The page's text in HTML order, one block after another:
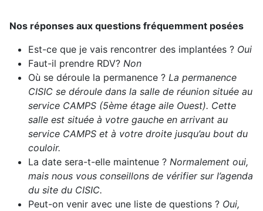
Nos réponses aux questions fréquemment posées
Est-ce que je vais rencontrer des implantées ? Oui
Faut-il prendre RDV? Non
Où se déroule la permanence ? La permanence
CISIC se déroule dans la salle de réunion située au
service CAMPS (5ème étage aile Ouest). Cette
salle est située à votre gauche en arrivant au
service CAMPS et à votre droite jusqu’au bout du
couloir.
La date sera-t-elle maintenue ? Normalement oui,
mais nous vous conseillons de vérifier sur l’agenda
du site du CISIC.
Peut-on venir avec une liste de questions ? Oui,